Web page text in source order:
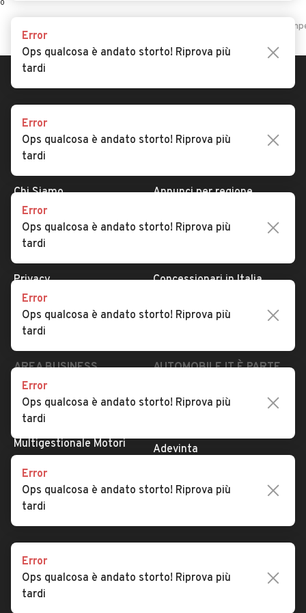
0
Chi Siamo
Serve aiuto?
Dati identificativi
Privacy
Impostazioni Privacy
Security
Annunci per regione
Tutte le auto usate
Concessionari in Italia
Valutazione auto
AREA BUSINESS
Registrazione
concessionario
Multigestionale Motori
AUTOMOBILE.IT È PARTE
subito.it
Adevinta
SEGUICI
Copyright © 2023 Marktplaats B.V. Tutti i diritti riservati.
Marktplaats B.V. - P.IVA 803.603.307.B.01
Error
Ops qualcosa è andato storto! Riprova più
tardi
Error
Ops qualcosa è andato storto! Riprova più
tardi
Error
Ops qualcosa è andato storto! Riprova più
tardi
Error
Ops qualcosa è andato storto! Riprova più
tardi
Error
Ops qualcosa è andato storto! Riprova più
tardi
Error
Ops qualcosa è andato storto! Riprova più
tardi
Error
Ops qualcosa è andato storto! Riprova più
tardi